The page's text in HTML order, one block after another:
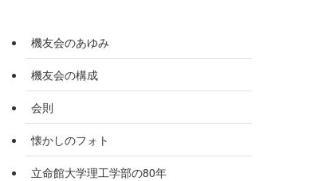
機友会のあゆみ
機友会の構成
会則
懐かしのフォト
立命館大学理工学部の80年